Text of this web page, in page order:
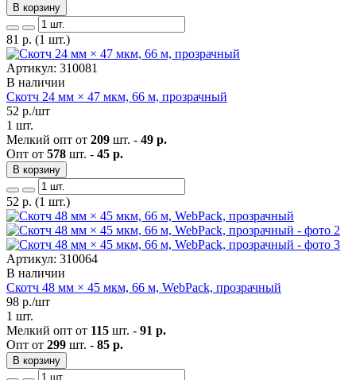
В корзину
81 р. (1 шт.)
Артикул: 310081
В наличии
Скотч 24 мм × 47 мкм, 66 м, прозрачный
52 р./шт
1 шт.
Мелкий опт от 209 шт. - 49 р.
Опт от 578 шт. - 45 р.
В корзину
52 р. (1 шт.)
Артикул: 310064
В наличии
Скотч 48 мм × 45 мкм, 66 м, WebPack, прозрачный
98 р./шт
1 шт.
Мелкий опт от 115 шт. - 91 р.
Опт от 299 шт. - 85 р.
В корзину